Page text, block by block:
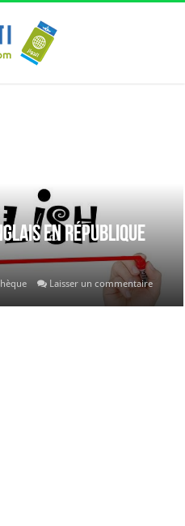
en République
Laisser un commentaire